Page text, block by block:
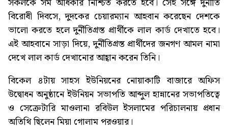
সকলকে সম অধিকার নিশ্চিত করতে হবে। সেই সঙ্গে দুর্নীতি
বিরোধী দিবসে, দুদকের চেয়ারম্যান আহবান করেছেন দেশকে
ভালো করতে হলে দুর্নীতিগ্রস্ত প্রার্থীকে লাল কার্ড দেখাতে হবে।
এই আহবানে সাড়া দিয়ে, দুর্নীতিগ্রস্ত প্রার্থীদের জনগণ আমল নামা
দেখে লাল কার্ড দেখানোর আহ্বান করেন তিনি।
বিকেল ৪টায় সাহস ইউনিয়নের নোয়াকাটি বাজারে অফিস
উদ্বোধন অনুষ্ঠানে ইউনিয়ন সভাপতি আব্দুল হান্নানের সভাপতিত্বে
ও সেক্রেটারি মাওলানা রবিউল ইসলামের পরিচালনায় প্রধান
অতিথি ছিলেন মিয়া গোলাম পরওয়ার।